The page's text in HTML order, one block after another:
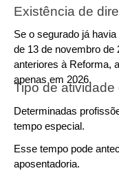
Existência de
Se o segurado já
de 13 de novembro de
anteriores à Reforma,
apenas em 2026.
Tipo de atividade
Determinadas
tempo especial.
Esse tempo pode
aposentadoria.